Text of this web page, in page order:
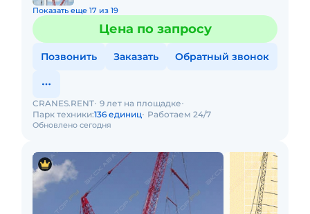
Показать еще 17 из 19
Цена по запросу
Позвонить Заказать Обратный звонок
Обновлено сегодня
CRANES.RENT 9 лет на площадке
Парк техники:136 единиц Работаем 24/7